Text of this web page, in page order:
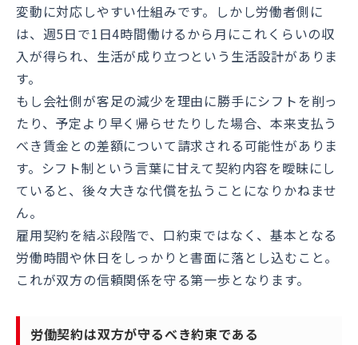
変動に対応しやすい仕組みです。しかし労働者側に
は、週5日で1日4時間働けるから月にこれくらいの収
入が得られ、生活が成り立つという生活設計がありま
す。
もし会社側が客足の減少を理由に勝手にシフトを削っ
たり、予定より早く帰らせたりした場合、本来支払う
べき賃金との差額について請求される可能性がありま
す。シフト制という言葉に甘えて契約内容を曖昧にし
ていると、後々大きな代償を払うことになりかねませ
ん。
雇用契約を結ぶ段階で、口約束ではなく、基本となる
労働時間や休日をしっかりと書面に落とし込むこと。
これが双方の信頼関係を守る第一歩となります。
労働契約は双方が守るべき約束である